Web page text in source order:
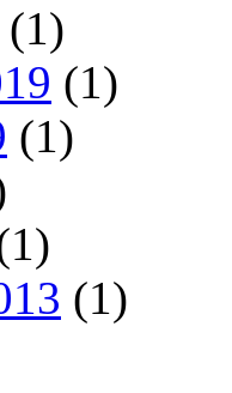
(1)
(1)
(1)
(1)